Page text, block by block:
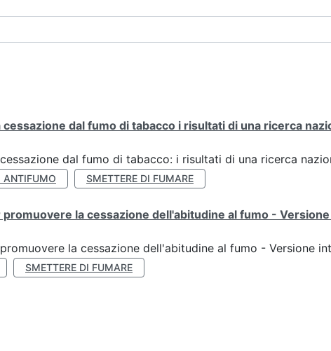
dal fumo di tabacco i risultati di una ricerca
dal fumo di tabacco: i risultati di una ricerca
ANTIFUMO SMETTERE DI FUMARE
promuovere la cessazione dell'abitudine al fumo -
la cessazione dell'abitudine al fumo - Versione
SMETTERE DI FUMARE